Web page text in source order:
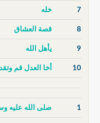
7 خله
8 قصة العشاق
9 يأهل الله
10 أخا العدل قم
1 صلى الله عليه